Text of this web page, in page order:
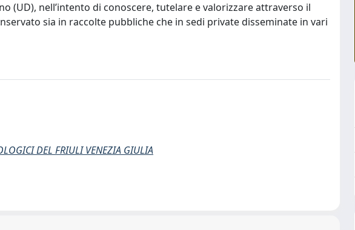
(UD), nell’intento di conoscere, tutelare e valorizzare attraverso il
sia in raccolte pubbliche che in sedi private disseminate in vari
DEL FRIULI VENEZIA GIULIA